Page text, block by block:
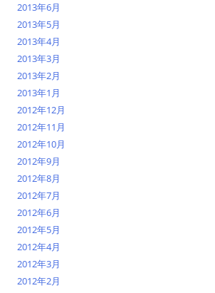
2013年6月
2013年5月
2013年4月
2013年3月
2013年2月
2013年1月
2012年12月
2012年11月
2012年10月
2012年9月
2012年8月
2012年7月
2012年6月
2012年5月
2012年4月
2012年3月
2012年2月